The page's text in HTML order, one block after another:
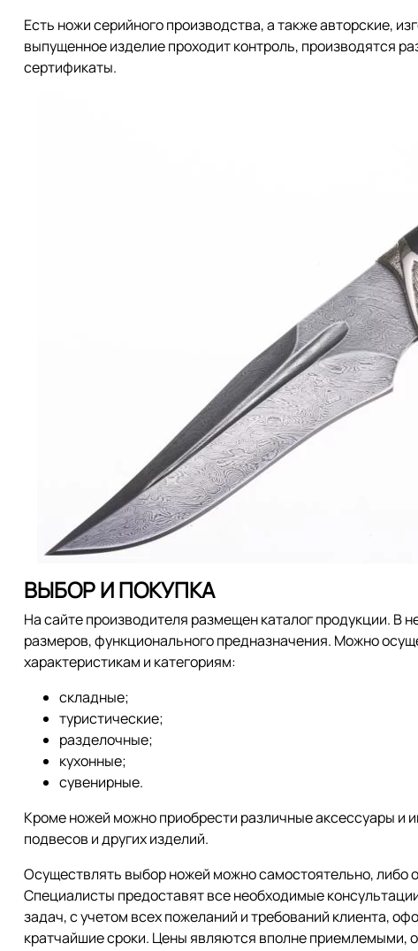
Есть ножи серийного производства, а также авторские,
выпущенное изделие проходит контроль, производятся
сертификаты.
ВЫБОР И ПОКУПКА
На сайте производителя размещен каталог продукции. В
размеров, функционального предназначения. Можно
характеристикам и категориям:
складные;
туристические;
разделочные;
кухонные;
сувенирные.
Кроме ножей можно приобрести различные аксессуары и
подвесов и других изделий.
Осуществлять выбор ножей можно самостоятельно, либо
Специалисты предоставят все необходимые
задач, с учетом всех пожеланий и требований клиента,
кратчайшие сроки. Цены являются вполне приемлемыми,